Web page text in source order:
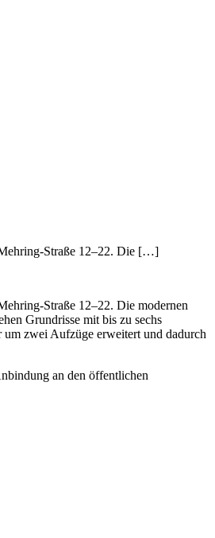
Straße 12–22. Die […]
Straße 12–22. Die modernen
Grundrisse mit bis zu sechs
zwei Aufzüge erweitert und dadurch
an den öffentlichen